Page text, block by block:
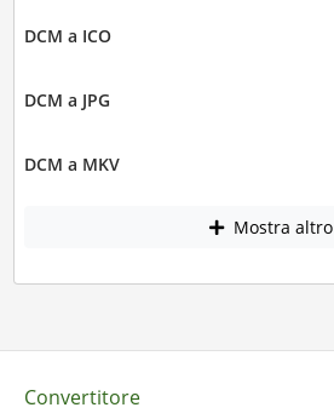
DCM a ICO
DCM a JPG
DCM a MKV
Mostra altro
Convertitore